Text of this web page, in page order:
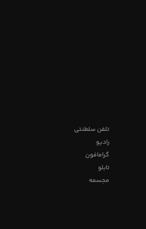
تلفن سلطنتی
رادیو
گرامافون
تابلو
مجسمه